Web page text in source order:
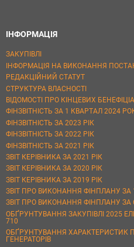
ІНФОРМАЦІЯ
ЗАКУПІВЛІ
ІНФОРМАЦІЯ НА ВИКОНАННЯ
РЕДАКЦІЙНИЙ СТАТУТ
СТРУКТУРА ВЛАСНОСТІ
ВІДОМОСТІ ПРО КІНЦЕВИХ
ФІНЗВІТНІСТЬ ЗА 1 КВАРТАЛ 2024
ФІНЗВІТНІСТЬ ЗА 2023 РІК
ФІНЗВІТНІСТЬ ЗА 2022 РІК
ФІНЗВІТНІСТЬ ЗА 2021 РІК
ЗВІТ КЕРІВНИКА ЗА 2021 РІК
ЗВІТ КЕРІВНИКА ЗА 2020 РІК
ЗВІТ КЕРІВНИКА ЗА 2019 РІК
ЗВІТ ПРО ВИКОНАННЯ ФІНПЛАНУ ЗА
ЗВІТ ПРО ВИКОНАННЯ ФІНПЛАНУ ЗА
ОБҐРУНТУВАННЯ ЗАКУПІВЛІ 2025
710
ОБҐРУНТУВАННЯ ХАРАКТЕРИСТИК
ГЕНЕРАТОРІВ